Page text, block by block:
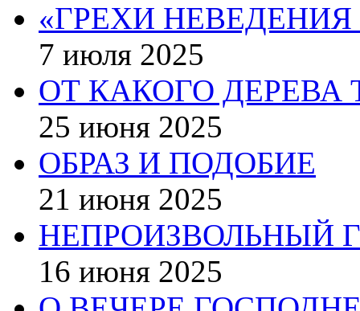
«ГРЕХИ
7 июля 2025
ОТ КАКОГО ДЕРЕВА
25 июня 2025
ОБРАЗ И ПОДОБИЕ
21 июня 2025
НЕПРОИЗВОЛЬНЫЙ
16 июня 2025